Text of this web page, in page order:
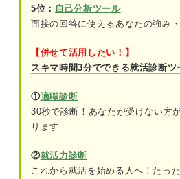
候補者について
今までの経歴に関す
けた対策
関連Q&A
5位： 自己分析ツール
面接の回答に使えるあなたの強み
【併せて活用したい！】
スキマ時間3分でできる就活診断ツ
①適職診断
30秒で診断！あなたが受けない方
ります
②就活力診断
これから就活を始める人へ！たっ